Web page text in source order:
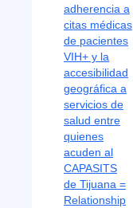
adherencia a
citas médicas
de pacientes
VIH+ y la
accesibilidad
geográfica a
servicios de
salud entre
quienes
acuden al
CAPASITS
de Tijuana =
Relationship